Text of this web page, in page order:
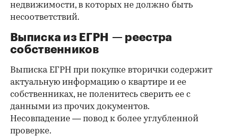
недвижимости, в которых не должно быть
несоответствий.
Выписка из ЕГРН — реестра
собственников
Выписка ЕГРН при покупке вторички содержит
актуальную информацию о квартире и ее
собственниках, не поленитесь сверить ее с
данными из прочих документов.
Несовпадение — повод к более углубленной
проверке.